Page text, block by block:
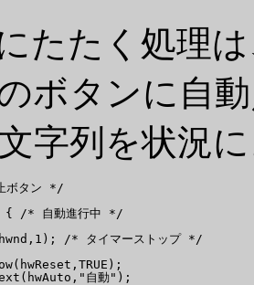
たたく処理
ボタンに自
字列を状況
ボタン */
/* 自動進行中 */
/* タイマーストップ */
自動");